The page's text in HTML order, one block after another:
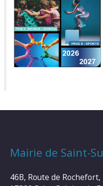
Mairie de Saint-
46B, Route de Rochefort,